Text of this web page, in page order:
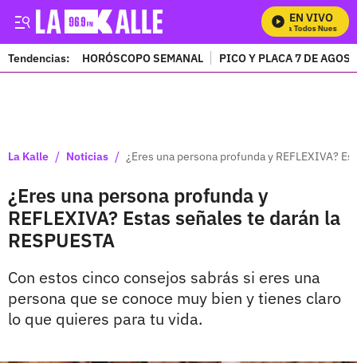
EN VIVO
Mira Todos Nuestros
Tendencias: HORÓSCOPO SEMANAL PICO Y PLACA 7 DE
La Kalle / Noticias / ¿Eres una persona profunda y REFLEXIVA?
¿Eres una persona profunda y
REFLEXIVA? Estas señales te darán la
RESPUESTA
Con estos cinco consejos sabrás si eres una
persona que se conoce muy bien y tienes claro
lo que quieres para tu vida.